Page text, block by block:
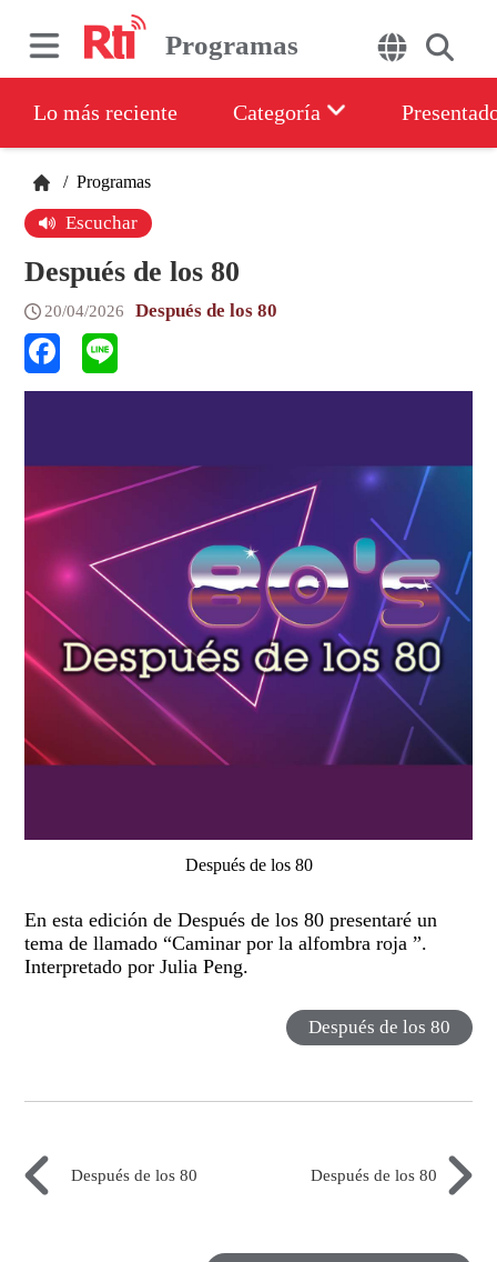
Programas
Lo más reciente Categoría
/ Programas
Escuchar
Después de los 80
20/04/2026 Después de los 80
Después de los 80
En esta edición de Después de los 80 presentaré un
tema de llamado “Caminar por la alfombra roja ”.
Interpretado por Julia Peng.
Después de los 80
Después de los 80 Después de los 80